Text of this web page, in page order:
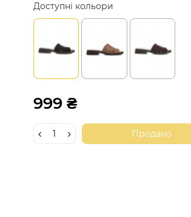
Доступні кольори
999 ₴
Продано